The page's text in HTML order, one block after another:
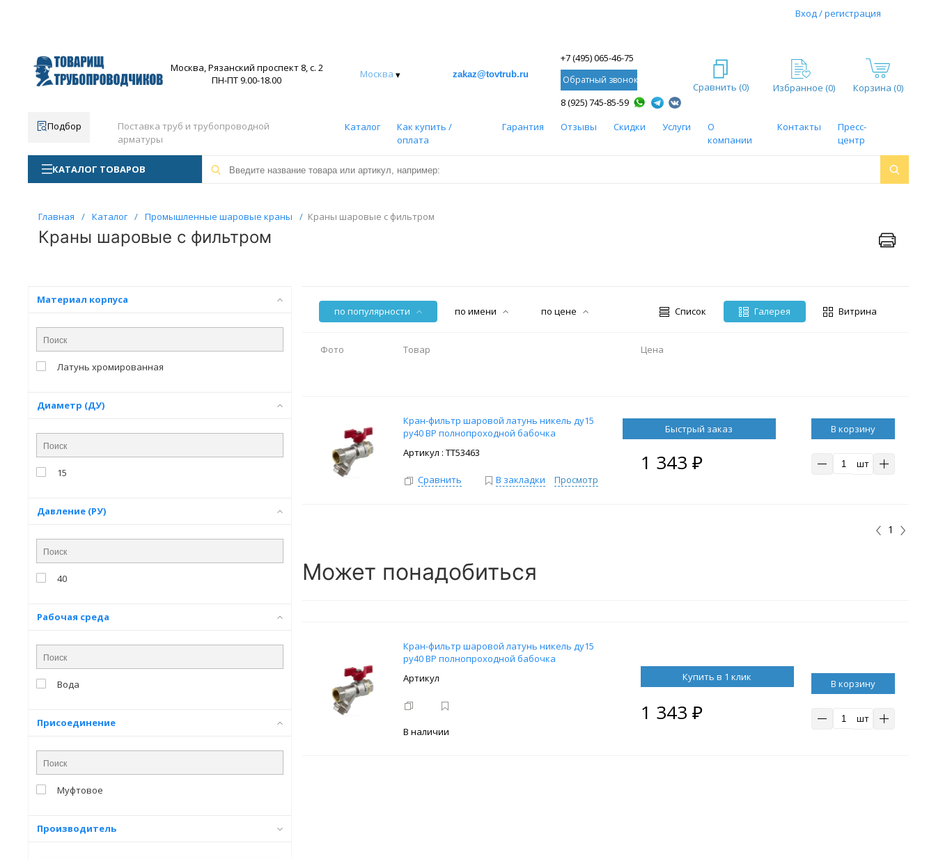
Вход / регистрация
Москва, Рязанский проспект 8, с. 2
ПН-ПТ 9.00-18.00
Москва ▾ zakaz@tovtrub.ru
+7 (495) 065-46-75
Обратный звонок
8 (925) 745-85-59
Сравнить (0) Избранное (0) Корзина (0)
Подбор
Поставка труб и трубопроводной
арматуры
Каталог
Как купить /
оплата
Гарантия Отзывы Скидки Услуги
О
компании
Контакты
Пресс-
центр
КАТАЛОГ ТОВАРОВ
Главная / Каталог / Промышленные шаровые краны / Краны шаровые с фильтром
Краны шаровые с фильтром
Материал корпуса
Латунь хромированная
Диаметр (ДУ)
15
Давление (РУ)
40
Рабочая среда
Вода
Присоединение
Муфтовое
Производитель
Список Галерея Витрина
по популярности по имени по цене
Фото Товар Цена
Кран-фильтр шаровой латунь никель ду15
ру40 ВР полнопроходной бабочка
: ТТ53463
Сравнить В закладки Просмотр
1 343 ₽
В корзину
шт
1
Может понадобиться
Кран-фильтр шаровой латунь никель ду15
ру40 ВР полнопроходной бабочка
В наличии
Купить в 1 клик
1 343 ₽
В корзину
шт